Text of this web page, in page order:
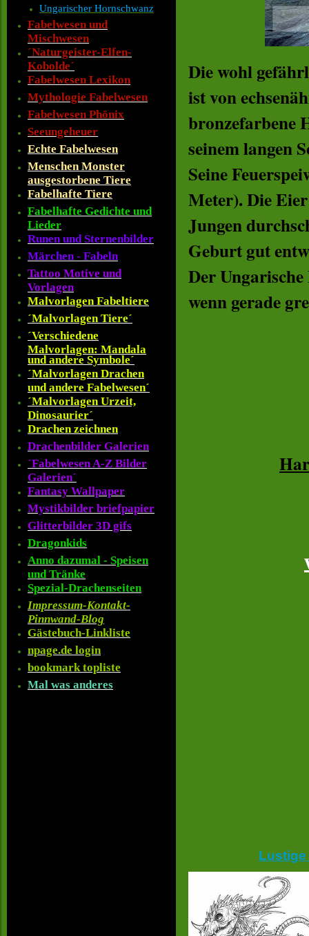
Ungarischer Hornschwanz
Fabelwesen und
Mischwesen
´Naturgeister-Elfen-
Kobolde´
Fabelwesen Lexikon
Mythologie Fabelwesen
Fabelwesen Phönix
Seeungeheuer
Echte Fabelwesen
Menschen Monster
ausgestorbene Tiere
Fabelhafte Tiere
Fabelhafte Gedichte und
Lieder
Runen und Sternenbilder
Märchen - Fabeln
Tattoo Motive und
Vorlagen
Malvorlagen Fabeltiere
´Malvorlagen Tiere´
´Verschiedene
Malvorlagen: Mandala
und andere Symbole´
´Malvorlagen Drachen
und andere Fabelwesen´
´Malvorlagen Urzeit,
Dinosaurier´
Drachen zeichnen
Drachenbilder Galerien
´Fabelwesen A-Z Bilder
Galerien´
Fantasy Wallpaper
Mystikbilder briefpapier
Glitterbilder 3D gifs
Dragonkids
Anno dazumal - Speisen
und Tränke
Spezial-Drachenseiten
Impressum-Kontakt-
Pinnwand-Blog
Gästebuch-Linkliste
npage.de login
bookmark topliste
Mal was anderes
Die wohl
ist von
bronzefarbene
seinem langen
Seine
Meter). Die
Jungen
Geburt gut
Der
wenn gerade
Lustige